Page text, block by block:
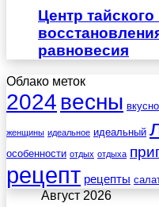
Центр
равновесия
Облако меток
2024 весны
женщины идеальное идеальный
особенности отдых отдыха
рецепт рецепты
Август 2026